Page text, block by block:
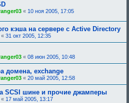
о
о
б
е
и
я
:
« 10 ноя 2005, 17:05
кэша на сервере с Active Directory
« 31 окт 2005, 12:35
« 08 июн 2005, 10:48
домена, exchange
« 20 май 2005, 12:58
SCSI шине и прочие джамперы
« 17 май 2005, 13:17